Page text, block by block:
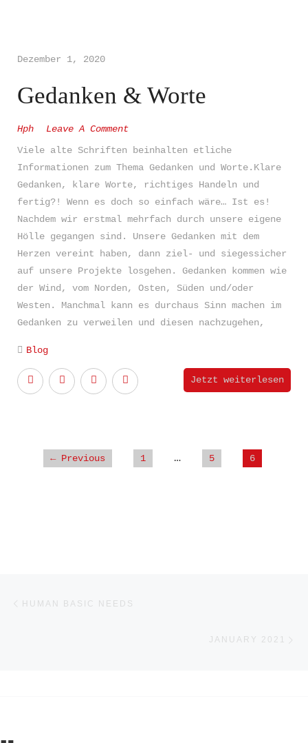
Dezember 1, 2020
Gedanken & Worte
Hph
Leave A Comment
Viele alte Schriften beinhalten etliche
Informationen zum Thema Gedanken und Worte.Klare
Gedanken, klare Worte, richtiges Handeln und
fertig?! Wenn es doch so einfach wäre… Ist es!
Nachdem wir erstmal mehrfach durch unsere eigene
Hölle gegangen sind. Unsere Gedanken mit dem
Herzen vereint haben, dann ziel- und siegessicher
auf unsere Projekte losgehen. Gedanken kommen wie
der Wind, vom Norden, Osten, Süden und/oder
Westen. Manchmal kann es durchaus Sinn machen im
Gedanken zu verweilen und diesen nachzugehen,
Blog
Jetzt weiterlesen
← Previous 1 … 5 6
HUMAN BASIC NEEDS
JANUARY 2021